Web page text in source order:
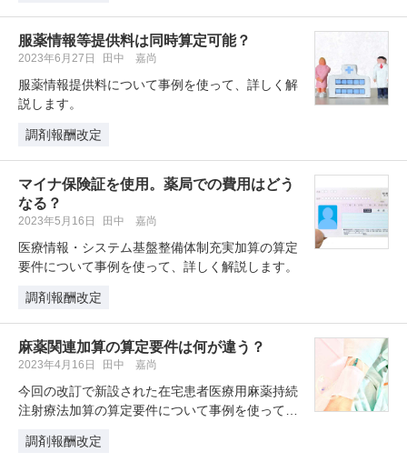
服薬情報等提供料は同時算定可能？
2023年6月27日 田中 嘉尚
服薬情報提供料について事例を使って、詳しく解
説します。
調剤報酬改定
マイナ保険証を使用。薬局での費用はどう
なる？
2023年5月16日 田中 嘉尚
医療情報・システム基盤整備体制充実加算の算定
要件について事例を使って、詳しく解説します。
調剤報酬改定
麻薬関連加算の算定要件は何が違う？
2023年4月16日 田中 嘉尚
今回の改訂で新設された在宅患者医療用麻薬持続
注射療法加算の算定要件について事例を使って、
調剤報酬改定